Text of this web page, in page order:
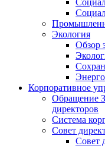
Экология
Обзор
Корпоративное
Обращение
директоров
Система
Совет
Совет